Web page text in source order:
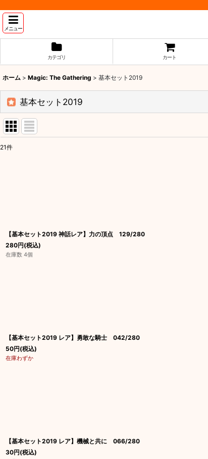
メニュー
カテゴリ カート
ホーム > Magic: The Gathering > 基本セット2019
基本セット2019
21件
【基本セット2019 神話レア】力の頂点 129/280
280円(税込)
在庫数 4個
【基本セット2019 レア】勇敢な騎士 042/280
50円(税込)
在庫わずか
【基本セット2019 レア】機械と共に 066/280
30円(税込)